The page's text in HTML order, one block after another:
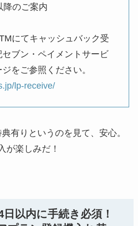
のご案内
にてキャッシュバック受
ブン・ペイメントサービ
をご参照ください。
lp-receive/
有りというのを見て、安心。
が楽しみだ！
以内に手続き必須！